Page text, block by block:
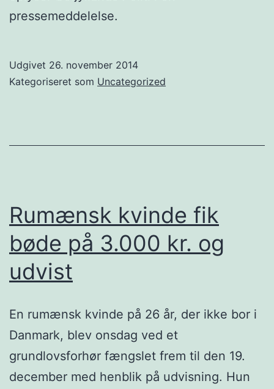
pressemeddelelse.
Udgivet 26. november 2014
Kategoriseret som Uncategorized
Rumænsk kvinde fik
bøde på 3.000 kr. og
udvist
En rumænsk kvinde på 26 år, der ikke bor i
Danmark, blev onsdag ved et
grundlovsforhør fængslet frem til den 19.
december med henblik på udvisning. Hun